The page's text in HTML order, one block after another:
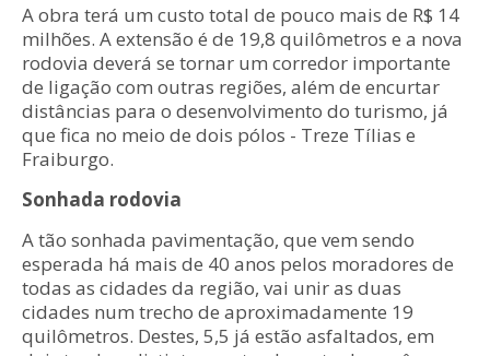
A obra terá um custo total de pouco mais de R$ 14
milhões. A extensão é de 19,8 quilômetros e a nova
rodovia deverá se tornar um corredor importante
de ligação com outras regiões, além de encurtar
distâncias para o desenvolvimento do turismo, já
que fica no meio de dois pólos - Treze Tílias e
Fraiburgo.
Sonhada rodovia
A tão sonhada pavimentação, que vem sendo
esperada há mais de 40 anos pelos moradores de
todas as cidades da região, vai unir as duas
cidades num trecho de aproximadamente 19
quilômetros. Destes, 5,5 já estão asfaltados, em